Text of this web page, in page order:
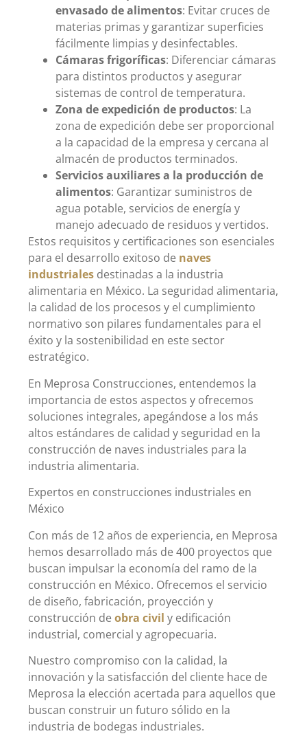
envasado de alimentos: Evitar cruces de
materias primas y garantizar superficies
fácilmente limpias y desinfectables.
Cámaras frigoríficas: Diferenciar cámaras
para distintos productos y asegurar
sistemas de control de temperatura.
Zona de expedición de productos: La
zona de expedición debe ser proporcional
a la capacidad de la empresa y cercana al
almacén de productos terminados.
Servicios auxiliares a la producción de
alimentos: Garantizar suministros de
agua potable, servicios de energía y
manejo adecuado de residuos y vertidos.
Estos requisitos y certificaciones son esenciales
para el desarrollo exitoso de naves
industriales destinadas a la industria
alimentaria en México. La seguridad alimentaria,
la calidad de los procesos y el cumplimiento
normativo son pilares fundamentales para el
éxito y la sostenibilidad en este sector
estratégico.
En Meprosa Construcciones, entendemos la
importancia de estos aspectos y ofrecemos
soluciones integrales, apegándose a los más
altos estándares de calidad y seguridad en la
construcción de naves industriales para la
industria alimentaria.
Expertos en construcciones industriales en
México
Con más de 12 años de experiencia, en Meprosa
hemos desarrollado más de 400 proyectos que
buscan impulsar la economía del ramo de la
construcción en México. Ofrecemos el servicio
de diseño, fabricación, proyección y
construcción de obra civil y edificación
industrial, comercial y agropecuaria.
Nuestro compromiso con la calidad, la
innovación y la satisfacción del cliente hace de
Meprosa la elección acertada para aquellos que
buscan construir un futuro sólido en la
industria de bodegas industriales.